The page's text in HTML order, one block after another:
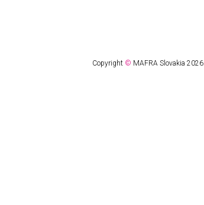
Copyright © MAFRA Slovakia 2026.